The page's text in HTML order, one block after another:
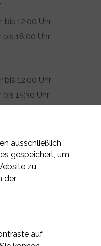
und
ausschließlich
gespeichert, um
zu
der
auf
bis 12:00 Uhr
bis 18:00 Uhr
bis 12:00 Uhr
bis 15:30 Uhr
Stand